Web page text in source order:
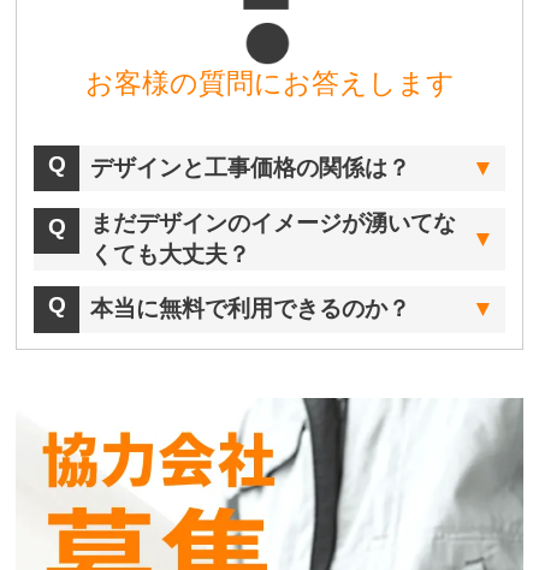
お客様の質問にお答えします
デザインと工事価格の関係は？
まだデザインのイメージが湧いてな
くても大丈夫？
本当に無料で利用できるのか？